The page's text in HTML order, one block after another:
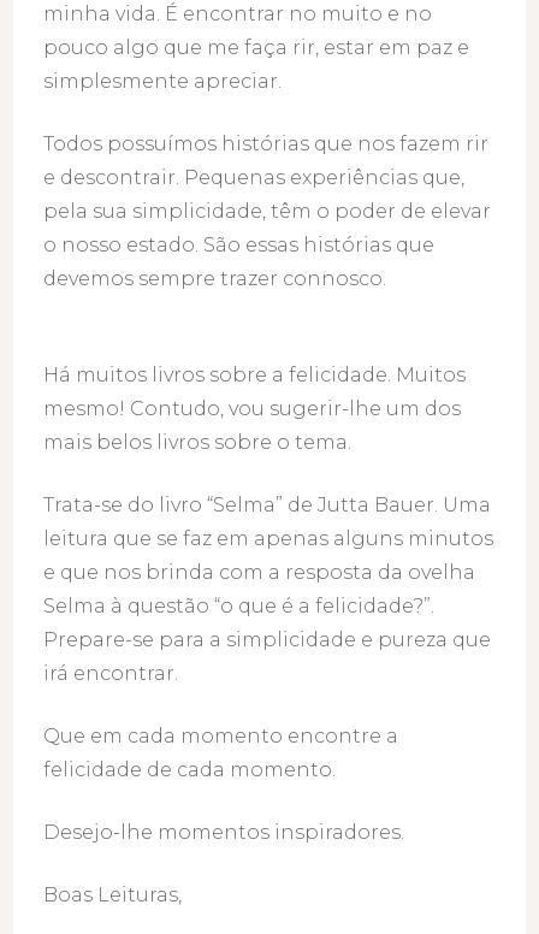
minha vida. É encontrar no muito e no
pouco algo que me faça rir, estar em paz e
simplesmente apreciar.
Todos possuímos histórias que nos fazem rir
e descontrair. Pequenas experiências que,
pela sua simplicidade, têm o poder de elevar
o nosso estado. São essas histórias que
devemos sempre trazer connosco.
Há muitos livros sobre a felicidade. Muitos
mesmo! Contudo, vou sugerir-lhe um dos
mais belos livros sobre o tema.
Trata-se do livro “Selma” de Jutta Bauer. Uma
leitura que se faz em apenas alguns minutos
e que nos brinda com a resposta da ovelha
Selma à questão “o que é a felicidade?”.
Prepare-se para a simplicidade e pureza que
irá encontrar.
Que em cada momento encontre a
felicidade de cada momento.
Desejo-lhe momentos inspiradores.
Boas Leituras,